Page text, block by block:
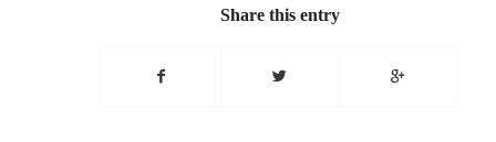
Share this entry